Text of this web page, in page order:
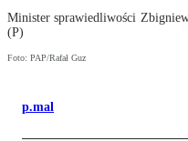
Minister sprawiedliwości
(P)
Foto: PAP/Rafał Guz
p.mal